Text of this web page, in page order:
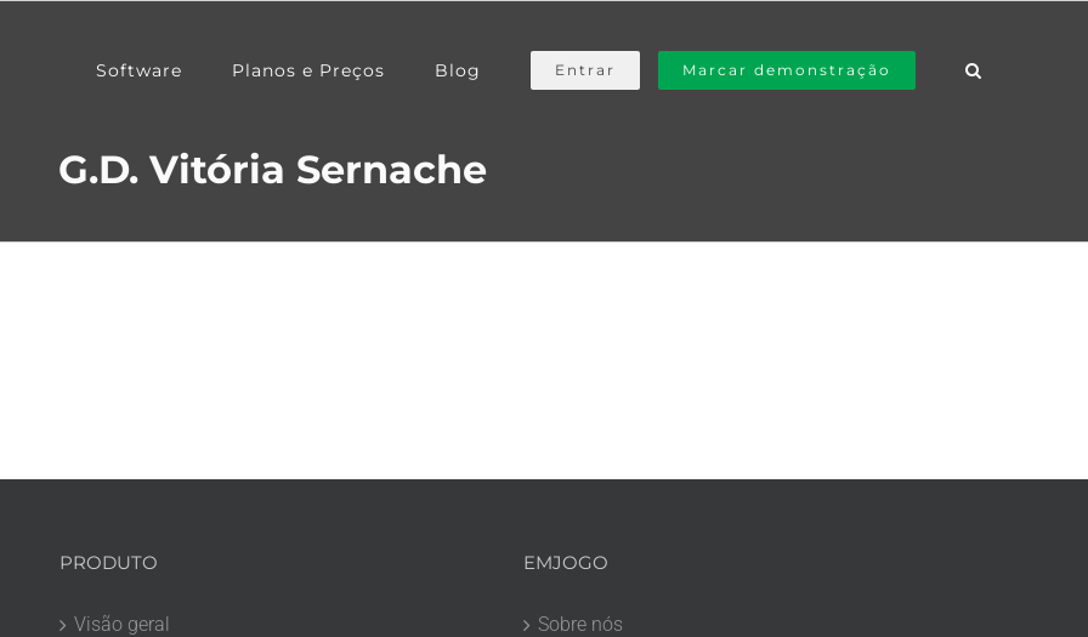
Software Planos e Preços Blog Entrar Marcar demonstração
G.D. Vitória Sernache
PRODUTO
Visão geral
EMJOGO
Sobre nós